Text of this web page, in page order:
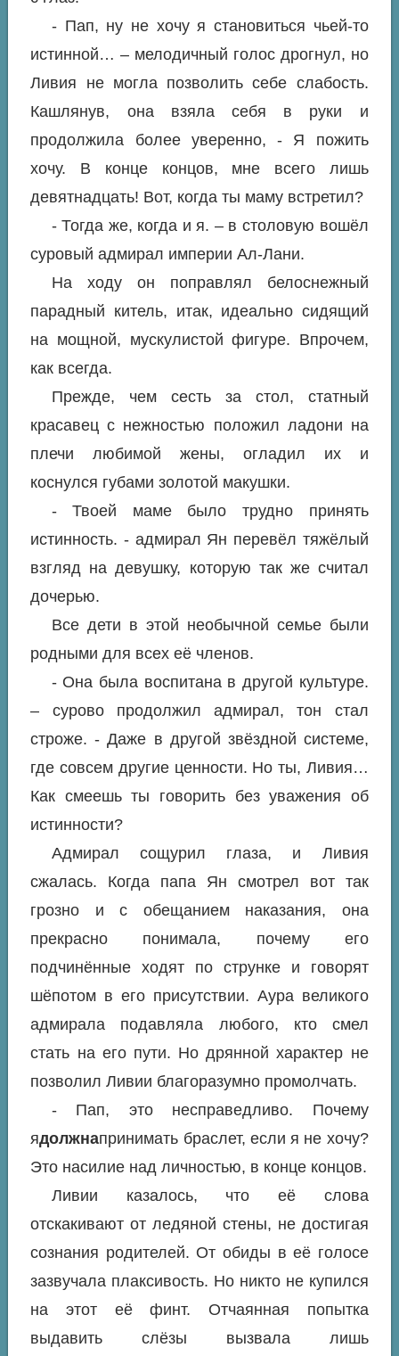
- Пап, ну не хочу я становиться чьей-то
истинной… – мелодичный голос дрогнул, но
Ливия не могла позволить себе слабость.
Кашлянув, она взяла себя в руки и
продолжила более уверенно, - Я пожить
хочу. В конце концов, мне всего лишь
девятнадцать! Вот, когда ты маму встретил?
- Тогда же, когда и я. – в столовую вошёл
суровый адмирал империи Ал-Лани.
На ходу он поправлял белоснежный
парадный китель, итак, идеально сидящий
на мощной, мускулистой фигуре. Впрочем,
как всегда.
Прежде, чем сесть за стол, статный
красавец с нежностью положил ладони на
плечи любимой жены, огладил их и
коснулся губами золотой макушки.
- Твоей маме было трудно принять
истинность. - адмирал Ян перевёл тяжёлый
взгляд на девушку, которую так же считал
дочерью.
Все дети в этой необычной семье были
родными для всех её членов.
- Она была воспитана в другой культуре.
– сурово продолжил адмирал, тон стал
строже. - Даже в другой звёздной системе,
где совсем другие ценности. Но ты, Ливия…
Как смеешь ты говорить без уважения об
истинности?
Адмирал сощурил глаза, и Ливия
сжалась. Когда папа Ян смотрел вот так
грозно и с обещанием наказания, она
прекрасно понимала, почему его
подчинённые ходят по струнке и говорят
шёпотом в его присутствии. Аура великого
адмирала подавляла любого, кто смел
стать на его пути. Но дрянной характер не
позволил Ливии благоразумно промолчать.
- Пап, это несправедливо. Почему
ядолжнапринимать браслет, если я не хочу?
Это насилие над личностью, в конце концов.
Ливии казалось, что её слова
отскакивают от ледяной стены, не достигая
сознания родителей. От обиды в её голосе
зазвучала плаксивость. Но никто не купился
на этот её финт. Отчаянная попытка
выдавить слёзы вызвала лишь